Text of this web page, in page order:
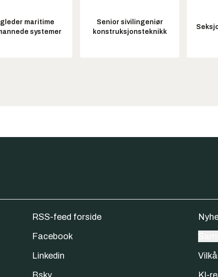
maritime
systemer
Senior sivilingeniør
konstruksjonsteknikk
RSS-feed forside
Facebook
Linkedin